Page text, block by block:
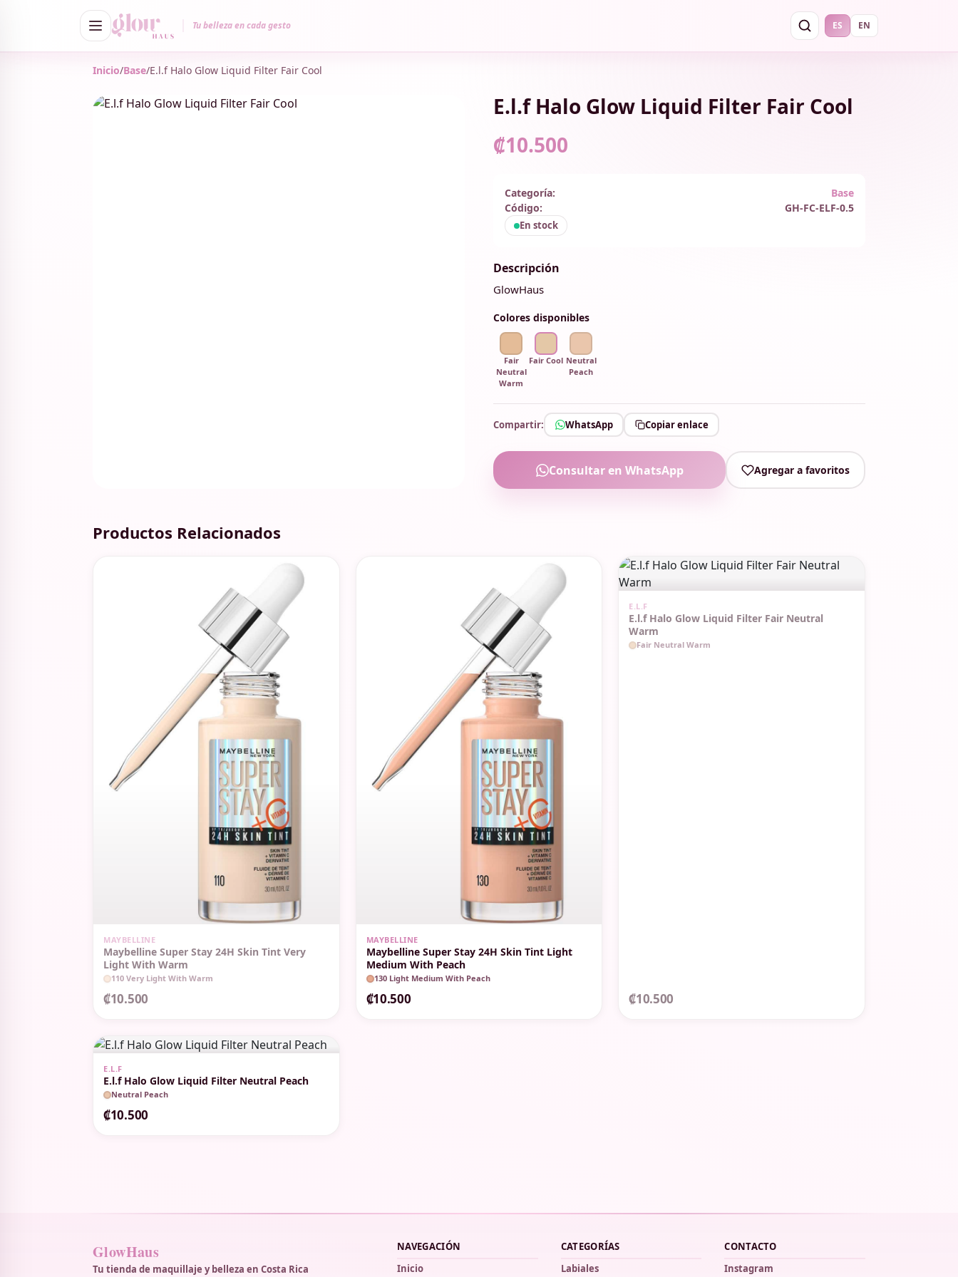
Tu belleza en cada gesto ES EN
Inicio/Base/E.l.f Halo Glow Liquid Filter Fair Cool
E.l.f Halo Glow Liquid Filter Fair Cool
₡10.500
Categoría:
Base
Código:
GH-FC-ELF-0.5
En stock
Descripción
GlowHaus
Colores disponibles
Fair
Neutral
Warm
Fair Cool Neutral
Peach
Compartir: WhatsApp Copiar enlace
Consultar en WhatsApp Agregar a favoritos
Productos Relacionados
MAYBELLINE
Maybelline Super Stay 24H Skin Tint Very
Light With Warm
110 Very Light With Warm
₡10.500
MAYBELLINE
Maybelline Super Stay 24H Skin Tint Light
Medium With Peach
130 Light Medium With Peach
₡10.500
E.L.F
E.l.f Halo Glow Liquid Filter Fair Neutral
Warm
Fair Neutral Warm
₡10.500
E.L.F
E.l.f Halo Glow Liquid Filter Neutral Peach
Neutral Peach
₡10.500
GlowHaus
Tu tienda de maquillaje y belleza en Costa Rica
NAVEGACIÓN
Inicio
CATEGORÍAS
Labiales
CONTACTO
Instagram